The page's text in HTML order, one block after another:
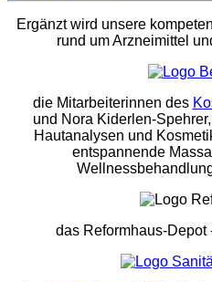
Ergänzt wird unsere
rund um Arzneimittel
die Mitarbeiterinnen des
und Nora Kiderlen-
Hautanalysen und
entspannende
das Reformhaus-Depot